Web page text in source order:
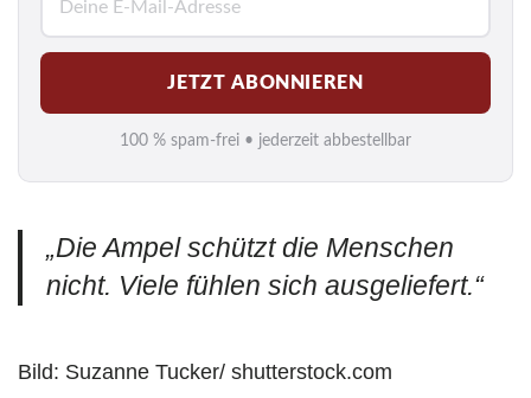
M
a
i
l
*
JETZT ABONNIEREN
100 % spam-frei • jederzeit abbestellbar
„Die Ampel schützt die Menschen
nicht. Viele fühlen sich ausgeliefert.“
Bild: Suzanne Tucker/ shutterstock.com